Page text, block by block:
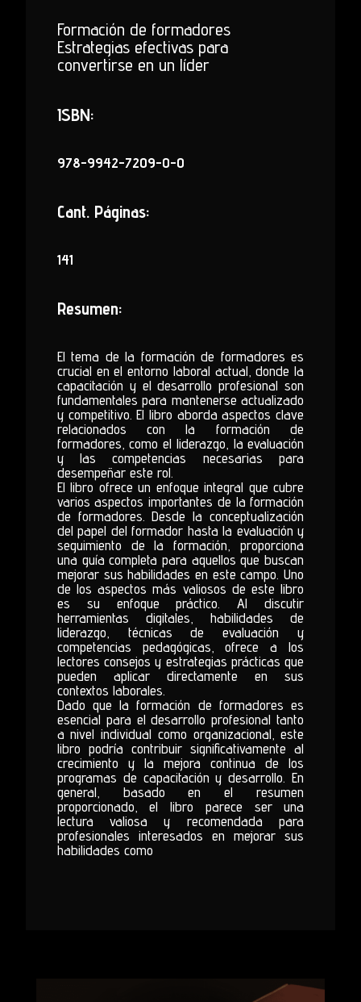
Formación de formadores
Estrategias efectivas para
convertirse en un líder
ISBN:
978-9942-7209-0-0
Cant. Páginas:
141
Resumen:
El tema de la formación de formadores es
crucial en el entorno laboral actual, donde la
capacitación y el desarrollo profesional son
fundamentales para mantenerse actualizado
y competitivo. El libro aborda aspectos clave
relacionados con la formación de
formadores, como el liderazgo, la evaluación
y las competencias necesarias para
desempeñar este rol.
El libro ofrece un enfoque integral que cubre
varios aspectos importantes de la formación
de formadores. Desde la conceptualización
del papel del formador hasta la evaluación y
seguimiento de la formación, proporciona
una guía completa para aquellos que buscan
mejorar sus habilidades en este campo. Uno
de los aspectos más valiosos de este libro
es su enfoque práctico. Al discutir
herramientas digitales, habilidades de
liderazgo, técnicas de evaluación y
competencias pedagógicas, ofrece a los
lectores consejos y estrategias prácticas que
pueden aplicar directamente en sus
contextos laborales.
Dado que la formación de formadores es
esencial para el desarrollo profesional tanto
a nivel individual como organizacional, este
libro podría contribuir significativamente al
crecimiento y la mejora continua de los
programas de capacitación y desarrollo. En
general, basado en el resumen
proporcionado, el libro parece ser una
lectura valiosa y recomendada para
profesionales interesados en mejorar sus
habilidades como